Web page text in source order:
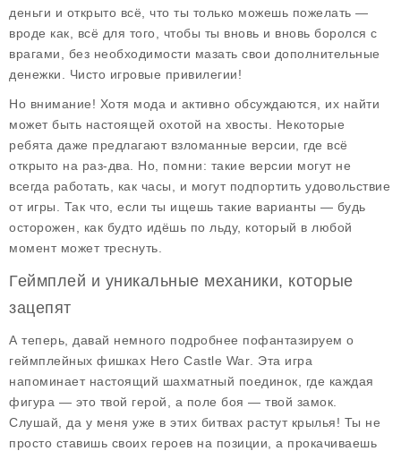
деньги и открыто всё, что ты только можешь пожелать —
вроде как, всё для того, чтобы ты вновь и вновь боролся с
врагами, без необходимости мазать свои дополнительные
денежки. Чисто игровые привилегии!
Но внимание! Хотя мода и активно обсуждаются, их найти
может быть настоящей охотой на хвосты. Некоторые
ребята даже предлагают взломанные версии, где всё
открыто на раз-два. Но, помни: такие версии могут не
всегда работать, как часы, и могут подпортить удовольствие
от игры. Так что, если ты ищешь такие варианты — будь
осторожен, как будто идёшь по льду, который в любой
момент может треснуть.
Геймплей и уникальные механики, которые
зацепят
А теперь, давай немного подробнее пофантазируем о
геймплейных фишках Hero Castle War . Эта игра
напоминает настоящий шахматный поединок, где каждая
фигура — это твой герой, а поле боя — твой замок.
Слушай, да у меня уже в этих битвах растут крылья! Ты не
просто ставишь своих героев на позиции, а прокачиваешь